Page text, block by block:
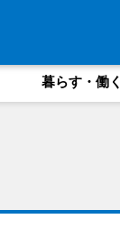
暮らす・働く